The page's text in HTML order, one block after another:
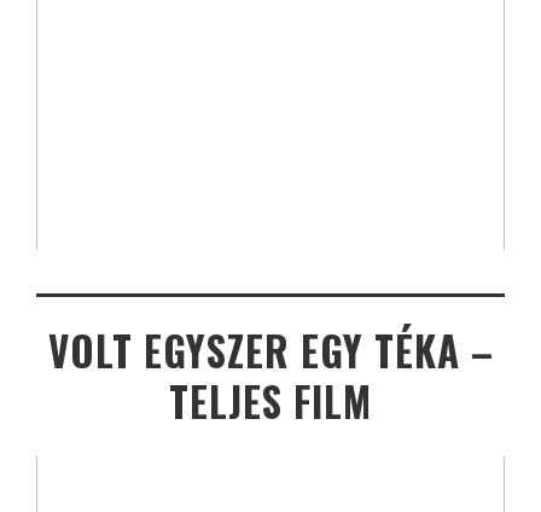
VOLT EGYSZER EGY TÉKA –
TELJES FILM